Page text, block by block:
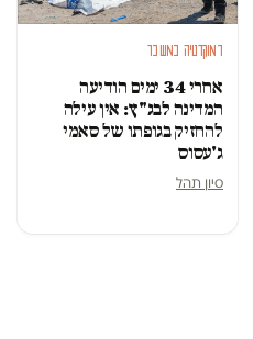
דמוקרטיה במשבר
אחרי 34 ימים הודיעה
המדינה לבג"ץ: אין עילה
להחזיק בגופתו של סאמי
ג'עסוס
סיון תהל